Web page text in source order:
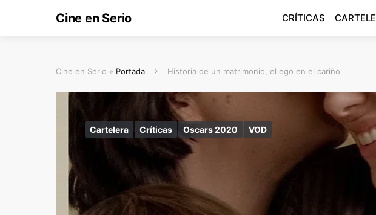
Cine en Serio CRÍTICAS
Cine en Serio » Portada Historia de un matrimonio, el ego en el cariño
Cartelera Críticas Oscars 2020 VOD